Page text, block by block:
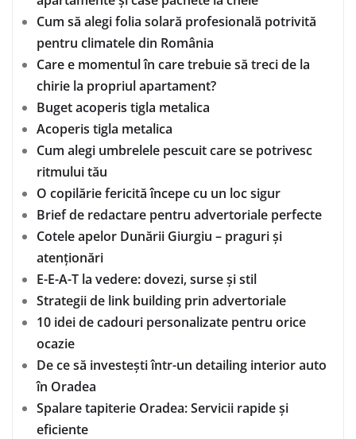
Cum să alegi folia solară profesională potrivită
pentru climatele din România
Care e momentul în care trebuie să treci de la
chirie la propriul apartament?
Buget acoperis tigla metalica
Acoperis tigla metalica
Cum alegi umbrelele pescuit care se potrivesc
ritmului tău
O copilărie fericită începe cu un loc sigur
Brief de redactare pentru advertoriale perfecte
Cotele apelor Dunării Giurgiu – praguri și
atenționări
E-E-A-T la vedere: dovezi, surse și stil
Strategii de link building prin advertoriale
10 idei de cadouri personalizate pentru orice
ocazie
De ce să investești într-un detailing interior auto
în Oradea
Spalare tapiterie Oradea: Servicii rapide și
eficiente